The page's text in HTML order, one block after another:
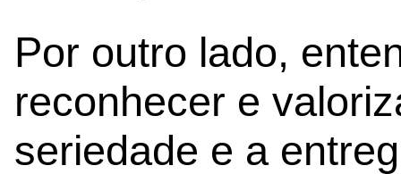
Por outro lado,
reconhecer e
seriedade e a